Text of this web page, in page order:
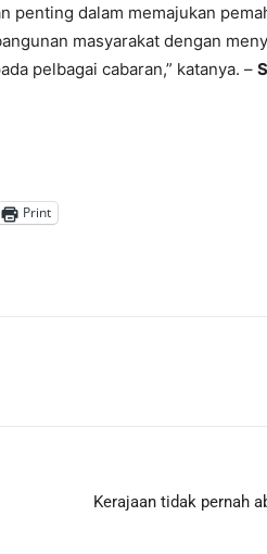
penting dalam memajukan
masyarakat dengan
pelbagai cabaran,” katanya. –
Print
Kerajaan tidak pernah